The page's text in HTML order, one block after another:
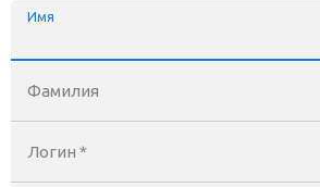
Имя
Фамилия
Логин *